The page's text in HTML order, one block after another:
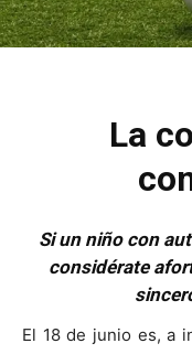
La
Si un niño con
considérate
El 18 de junio es, a